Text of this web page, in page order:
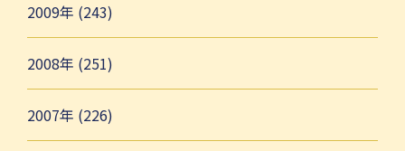
2009年 (243)
2008年 (251)
2007年 (226)